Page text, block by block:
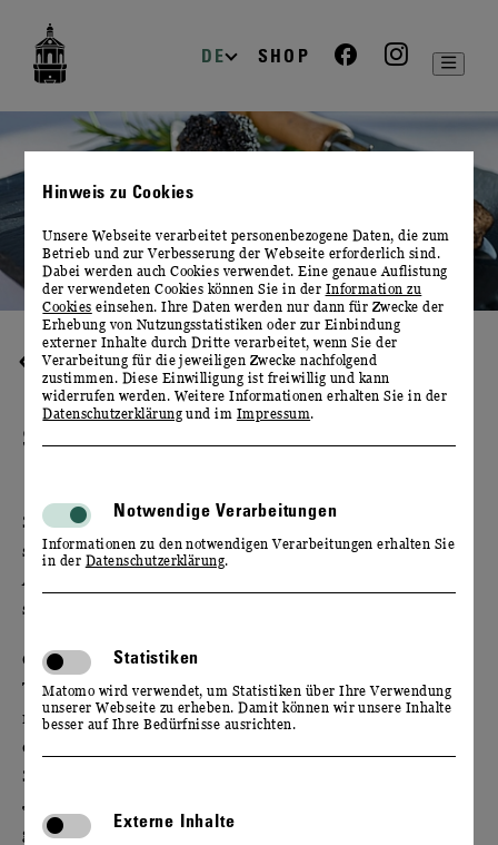
Navigation
DE SHOP
WEIN & KULINARIK
SEKT & TRÜFFEL
Sie sind eine wahre Delikatesse, ein Symbol für
sinnlich-feinen Genuss: die Trüffel. Schon in der
Antike besaß der scheue Pilz eine luxuriöse, fast
schon magische Aura, die ihn bis heute umgibt.
Genießen Sie auf Schloss Wackerbarth ein edles
Trüffel-Menü, prickelnd verfeinert von unseren
moussierenden Gaumenfreuden. Erfahren Sie von
einem echten Trüffeljäger, wie diese besonderen
Schätze der Erde noch heute wie vor
Jahrhunderten, mit tierischer Unterstützung
gefunden werden.
Hinweis zu Cookies
Unsere Webseite verarbeitet personenbezogene Daten, die zum
Betrieb und zur Verbesserung der Webseite erforderlich sind.
Dabei werden auch Cookies verwendet. Eine genaue Auflistung
der verwendeten Cookies können Sie in der Information zu
Cookies einsehen. Ihre Daten werden nur dann für Zwecke der
Erhebung von Nutzungsstatistiken oder zur Einbindung
externer Inhalte durch Dritte verarbeitet, wenn Sie der
Verarbeitung für die jeweiligen Zwecke nachfolgend
zustimmen. Diese Einwilligung ist freiwillig und kann
widerrufen werden. Weitere Informationen erhalten Sie in der
Datenschutzerklärung und im Impressum.
Notwendige Verarbeitungen
Informationen zu den notwendigen Verarbeitungen erhalten Sie
in der Datenschutzerklärung.
Statistiken
Matomo wird verwendet, um Statistiken über Ihre Verwendung
unserer Webseite zu erheben. Damit können wir unsere Inhalte
besser auf Ihre Bedürfnisse ausrichten.
Externe Inhalte